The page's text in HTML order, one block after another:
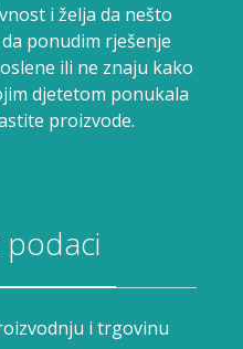
i želja da nešto
ponudim rješenje
ili ne znaju kako
djetetom ponukala
proizvode.
i trgovinu